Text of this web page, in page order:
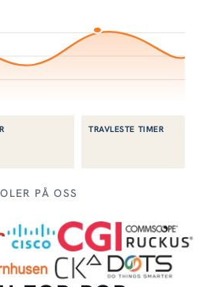
TRAVLESTE TIMER
PÅ OSS